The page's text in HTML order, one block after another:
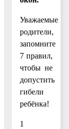
Уважаемые
родители,
запомните
7 правил,
чтобы не
допустить
гибели
ребёнка!
1